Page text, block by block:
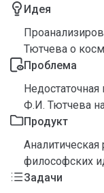
Идея
Тютчева о
Проблема
Ф.И. Тютчева
Продукт
Аналитическая
философских
Задачи